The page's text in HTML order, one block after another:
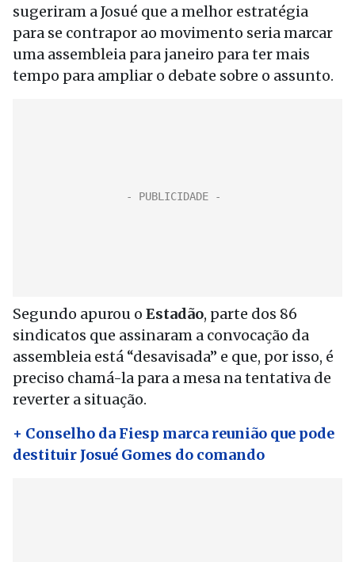
sugeriram a Josué que a melhor estratégia
para se contrapor ao movimento seria marcar
uma assembleia para janeiro para ter mais
tempo para ampliar o debate sobre o assunto.
Segundo apurou o Estadão, parte dos 86
sindicatos que assinaram a convocação da
assembleia está “desavisada” e que, por isso, é
preciso chamá-la para a mesa na tentativa de
reverter a situação.
+ Conselho da Fiesp marca reunião que pode
destituir Josué Gomes do comando